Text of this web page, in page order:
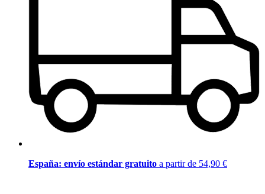
España: envío estándar gratuito a partir de 54,90 €